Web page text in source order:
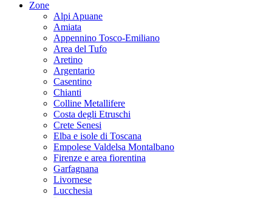
Zone
Alpi Apuane
Amiata
Appennino Tosco-Emiliano
Area del Tufo
Aretino
Argentario
Casentino
Chianti
Colline Metallifere
Costa degli Etruschi
Crete Senesi
Elba e isole di Toscana
Empolese Valdelsa Montalbano
Firenze e area fiorentina
Garfagnana
Livornese
Lucchesia